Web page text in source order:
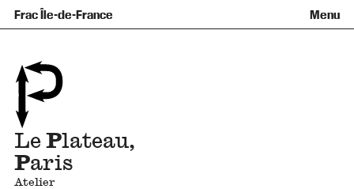
Frac Île-de-France Menu
Qu’est-ce qu’un Frac ?
Prêts d’œuvres
Informations pratiques
Venir au Frac
Familles et enfants
Groupes
Espaces de pratique libre
Accessibilité
+Aa-
LePlateau,
Paris
Atelier